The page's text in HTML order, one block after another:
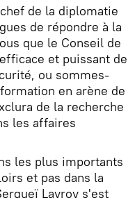
de la diplomatie
de répondre à la
que le Conseil de
et puissant de
ou sommes-
en arène de
de la recherche
les affaires
les plus importants
et pas dans la
Lavrov s'est